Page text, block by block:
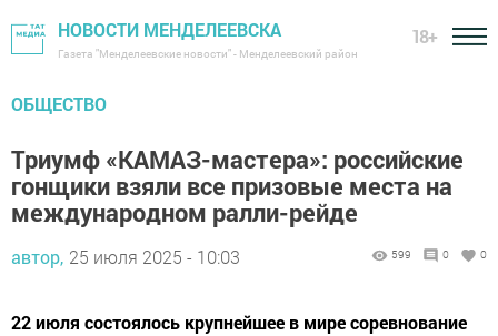
НОВОСТИ МЕНДЕЛЕЕВСКА
Газета "Менделеевские новости" - Менделеевский район
18+
ОБЩЕСТВО
Триумф «КАМАЗ-мастера»: российские
гонщики взяли все призовые места на
международном ралли-рейде
автор, 25 июля 2025 - 10:03 599 0 0
22 июля состоялось крупнейшее в мире соревнование